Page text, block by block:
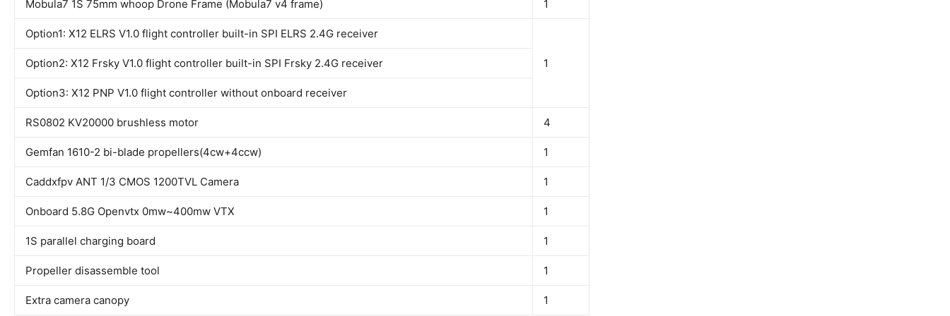
Mobula7 1S 75mm whoop Drone Frame (Mobula7 v4 frame) 1
Option1: X12 ELRS V1.0 flight controller built-in SPI ELRS 2.4G receiver
1
Option2: X12 Frsky V1.0 flight controller built-in SPI Frsky 2.4G receiver
Option3: X12 PNP V1.0 flight controller without onboard receiver
RS0802 KV20000 brushless motor 4
Gemfan 1610-2 bi-blade propellers(4cw+4ccw) 1
Caddxfpv ANT 1/3 CMOS 1200TVL Camera 1
Onboard 5.8G Openvtx 0mw~400mw VTX 1
1S parallel charging board 1
Propeller disassemble tool 1
Extra camera canopy 1